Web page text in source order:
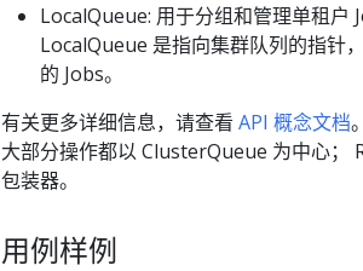
LocalQueue: 用于分组和管理单租户
LocalQueue 是指向集群队列的指针
的 Jobs。
有关更多详细信息，请查看 API 概念文档
大部分操作都以 ClusterQueue 为中心；
包装器。
用例样例